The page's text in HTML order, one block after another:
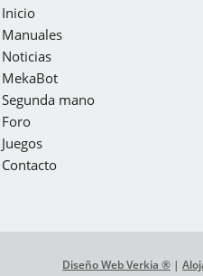
Inicio
Manuales
Noticias
MekaBot
Segunda mano
Foro
Juegos
Contacto
Diseño Web Verkia ® |